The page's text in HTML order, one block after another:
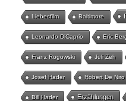
Liebesfilm Baltimore
Leonardo DiCaprio Eric
Franz Rogowski Juli Zeh
Josef Hader Robert De Niro
Bill Hader Erzählungen